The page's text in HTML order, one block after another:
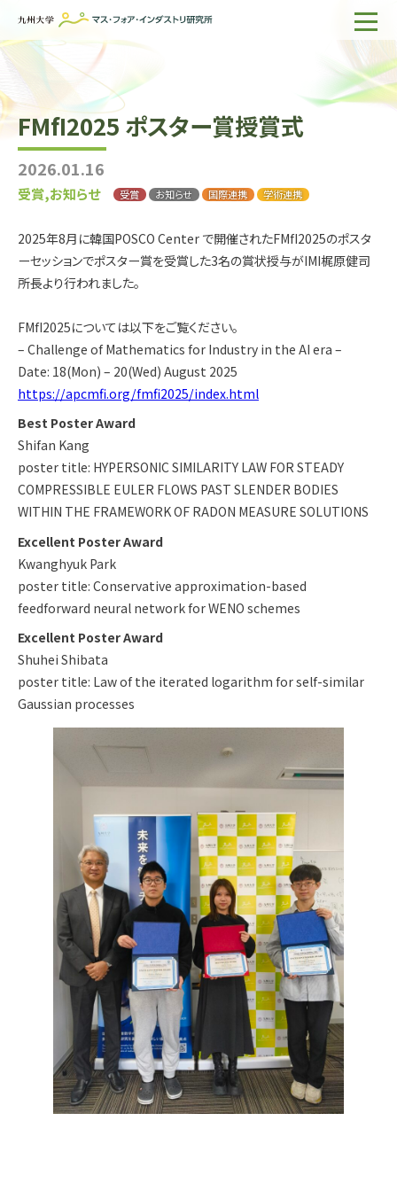
ホーム
IMIについて
組織・所員
研究活動
出版物一覧
FMfI2025 ポスター賞授賞式
2026.01.16
受賞,お知らせ 受賞 お知らせ 国際連携 学術連携
2025年8月に韓国POSCO Center で開催されたFMfI2025のポスタ
ーセッションでポスター賞を受賞した3名の賞状授与がIMI梶原健司
所長より行われました。
FMfI2025については以下をご覧ください。
– Challenge of Mathematics for Industry in the AI era –
Date: 18(Mon) – 20(Wed) August 2025
https://apcmfi.org/fmfi2025/index.html
Best Poster Award
Shifan Kang
poster title: HYPERSONIC SIMILARITY LAW FOR STEADY
COMPRESSIBLE EULER FLOWS PAST SLENDER BODIES
WITHIN THE FRAMEWORK OF RADON MEASURE SOLUTIONS
Excellent Poster Award
Kwanghyuk Park
poster title: Conservative approximation-based
feedforward neural network for WENO schemes
Excellent Poster Award
Shuhei Shibata
poster title: Law of the iterated logarithm for self-similar
Gaussian processes